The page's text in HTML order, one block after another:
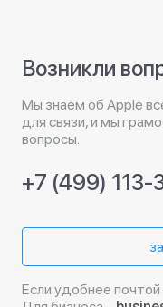
Возникли
Мы знаем об Apple
для связи, и мы
вопросы.
+7 (499) 113-
Если удобнее почтой